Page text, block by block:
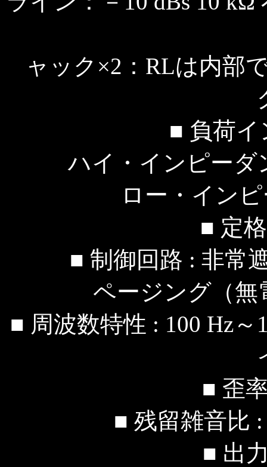
ャック×2：RLは内部
■ 負荷
ハイ・インピーダ
ロー・イン
■ 定
■ 制御回路 : 非常
ページング（無
■ 周波数特性 : 100 Hz～
■ 歪
■ 残留雑音比
■ 出